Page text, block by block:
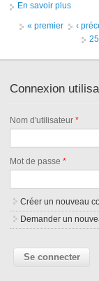
En savoir plus
Pages« premier ‹
25
Connexion
Nom d'utilisateur*
Mot de passe*
Créer un nouveau
Demander un